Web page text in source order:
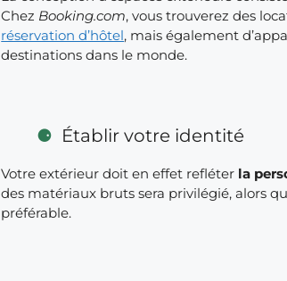
Chez Booking.com, vous trouverez des
réservation d’hôtel, mais également
destinations dans le monde.
Établir votre identité
Votre extérieur doit en effet refléter la
des matériaux bruts sera privilégié, alors
préférable.